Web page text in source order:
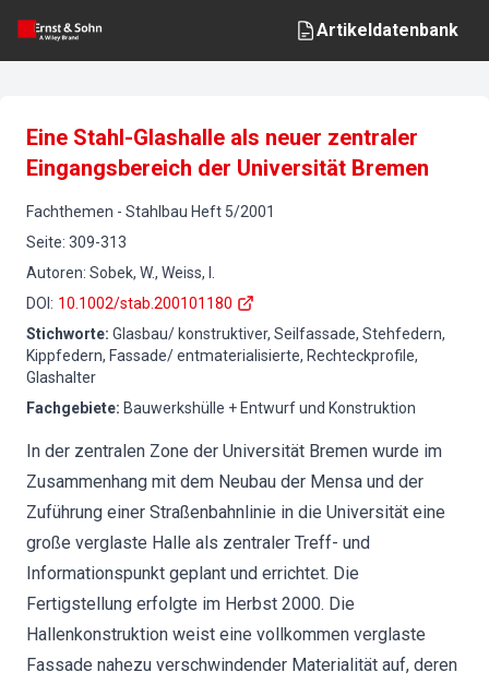
Artikeldatenbank
Eine Stahl-Glashalle als neuer zentraler
Eingangsbereich der Universität Bremen
Fachthemen - Stahlbau Heft 5/2001
Seite: 309-313
Autoren: Sobek, W., Weiss, I.
DOI : 10.1002/stab.200101180
Stichworte: Glasbau/ konstruktiver, Seilfassade, Stehfedern,
Kippfedern, Fassade/ entmaterialisierte, Rechteckprofile,
Glashalter
Fachgebiete: Bauwerkshülle + Entwurf und Konstruktion
In der zentralen Zone der Universität Bremen wurde im
Zusammenhang mit dem Neubau der Mensa und der
Zuführung einer Straßenbahnlinie in die Universität eine
große verglaste Halle als zentraler Treff- und
Informationspunkt geplant und errichtet. Die
Fertigstellung erfolgte im Herbst 2000. Die
Hallenkonstruktion weist eine vollkommen verglaste
Fassade nahezu verschwindender Materialität auf, deren